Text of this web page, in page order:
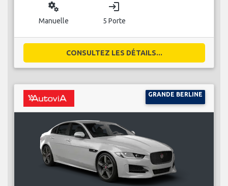
miscellaneous_services
Manuelle
login
5 Porte
CONSULTEZ LES DÉTAILS...
GRANDE BERLINE